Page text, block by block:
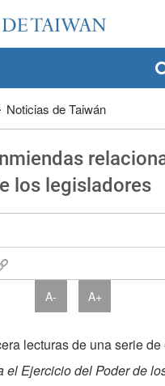
principal
Noticias de Taiwán
los legisladores
A- A+
lecturas de una serie
el Ejercicio del Poder de